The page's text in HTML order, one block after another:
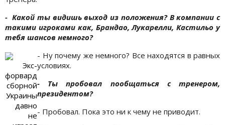
- Какой ты видишь выход из положения? В компании с
такими игроками как, Брандао, Лукарелли, Кастильо у
тебя шансов немного?
Экс-
форвард
сборной
Украины
давно
не
- Ну почему же немного? Все находятся в равных
условиях.
- Ты пробовал пообщаться с тренером,
президентом?
- Пробовал. Пока это ни к чему не приводит.